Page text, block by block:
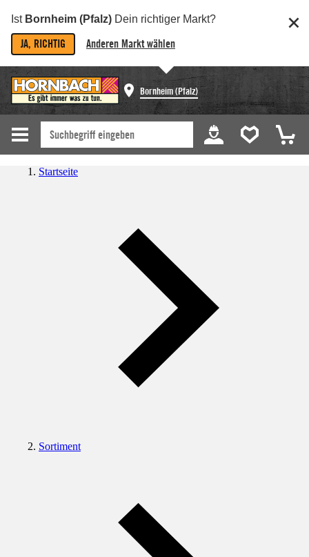
Ist Bornheim (Pfalz) Dein richtiger Markt?
JA, RICHTIG Anderen Markt wählen
Bornheim (Pfalz)
Startseite
Sortiment